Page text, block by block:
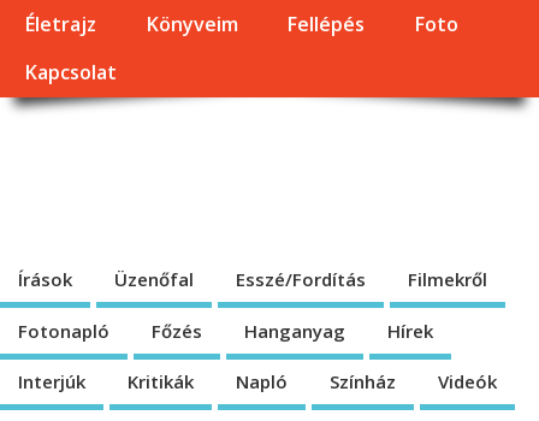
Életrajz Könyveim Fellépés
Foto
Kapcsolat
Írások Üzenőfal Esszé/Fordítás Filmekről
Fotonapló Főzés Hanganyag Hírek
Interjúk Kritikák Napló Színház Videók